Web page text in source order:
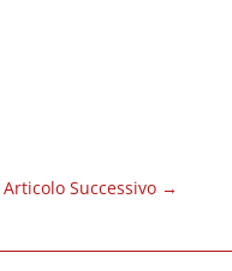
Articolo Successivo →